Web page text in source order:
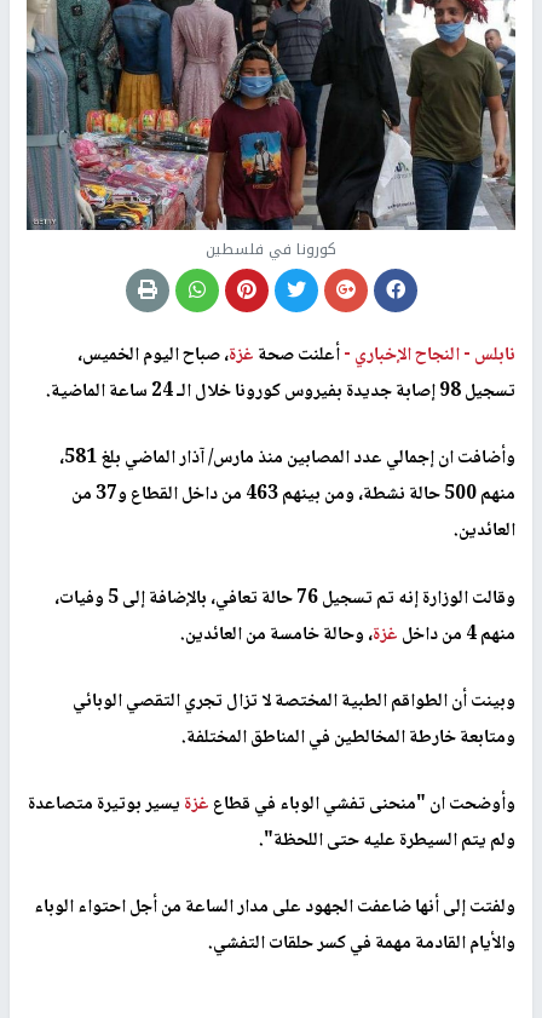
كورونا في فلسطين
نابلس -النجاح الإخباري -أعلنت صحةغزة، صباح اليوم الخميس،
تسجيل 98 إصابة جديدة بفيروس كورونا خلال الـ 24 ساعة الماضية.
وأضافت ان إجمالي عدد المصابين منذ مارس/ آذار الماضي بلغ 581،
منهم 500 حالة نشطة، ومن بينهم 463 من داخل القطاع و37 من
العائدين.
وقالت الوزارة إنه تم تسجيل 76 حالة تعافي، بالإضافة إلى 5 وفيات،
منهم 4 من داخل
غزة، وحالة خامسة من العائدين.
وبينت أن الطواقم الطبية المختصة لا تزال تجري التقصي الوبائي
ومتابعة خارطة المخالطين في المناطق المختلفة.
وأوضحت ان "منحنى تفشي الوباء في قطاعغزةيسير بوتيرة متصاعدة
ولم يتم السيطرة عليه حتى اللحظة".
ولفتت إلى أنها ضاعفت الجهود على مدار الساعة من أجل احتواء الوباء
والأيام القادمة مهمة في كسر حلقات التفشي.